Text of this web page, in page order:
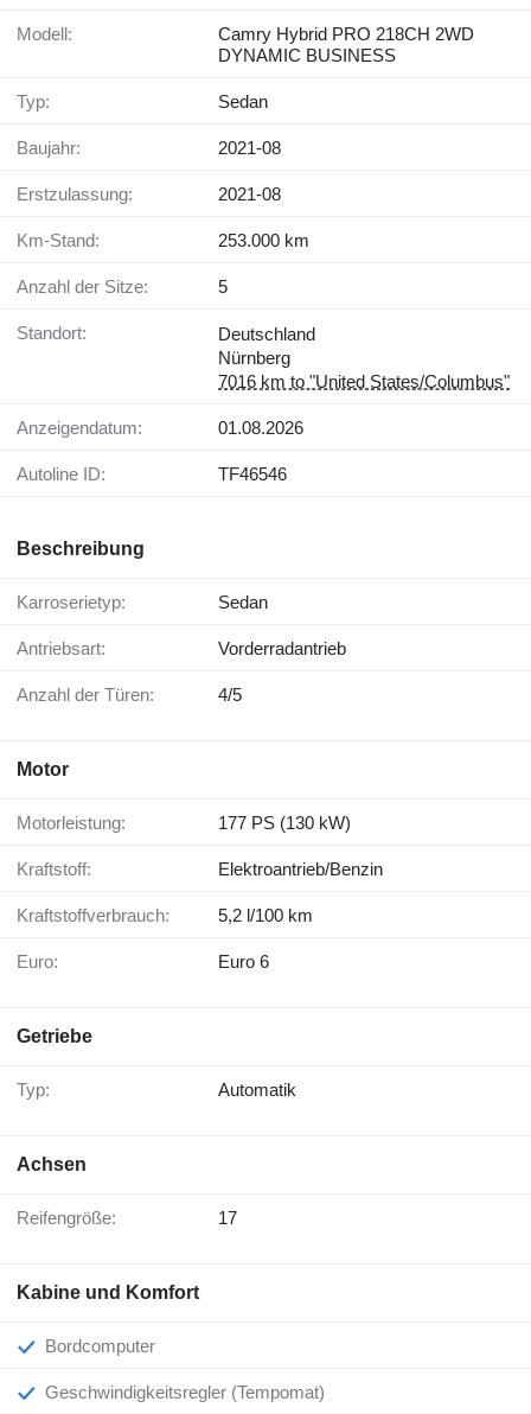
Modell:
Camry Hybrid PRO 218CH 2WD
DYNAMIC BUSINESS
Typ: Sedan
Baujahr: 2021-08
Erstzulassung: 2021-08
Km-Stand: 253.000 km
Anzahl der Sitze: 5
Standort:
Deutschland
Nürnberg
7016 km to "United States/Columbus"
Anzeigendatum: 01.08.2026
Autoline ID: TF46546
Beschreibung
Karroserietyp: Sedan
Antriebsart: Vorderradantrieb
Anzahl der Türen: 4/5
Motor
Motorleistung: 177 PS (130 kW)
Kraftstoff: Elektroantrieb/Benzin
Kraftstoffverbrauch: 5,2 l/100 km
Euro: Euro 6
Getriebe
Typ: Automatik
Achsen
Reifengröße: 17
Kabine und Komfort
Bordcomputer
Geschwindigkeitsregler (Tempomat)